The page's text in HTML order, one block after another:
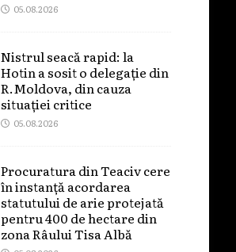
05.08.2026
Nistrul seacă rapid: la
Hotin a sosit o delegație din
R.Moldova, din cauza
situației critice
05.08.2026
Procuratura din Teaciv cere
în instanță acordarea
statutului de arie protejată
pentru 400 de hectare din
zona Râului Tisa Albă